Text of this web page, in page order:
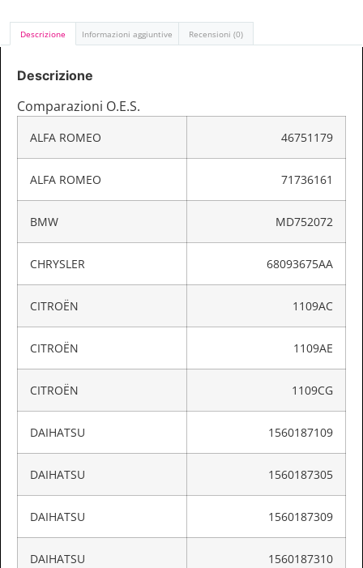
Descrizione Informazioni aggiuntive Recensioni (0)
Descrizione
Comparazioni O.E.S.
ALFA ROMEO 46751179
ALFA ROMEO 71736161
BMW MD752072
CHRYSLER 68093675AA
CITROËN 1109AC
CITROËN 1109AE
CITROËN 1109CG
DAIHATSU 1560187109
DAIHATSU 1560187305
DAIHATSU 1560187309
DAIHATSU 1560187310